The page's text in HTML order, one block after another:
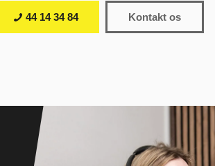
44 14 34 84 Kontakt os